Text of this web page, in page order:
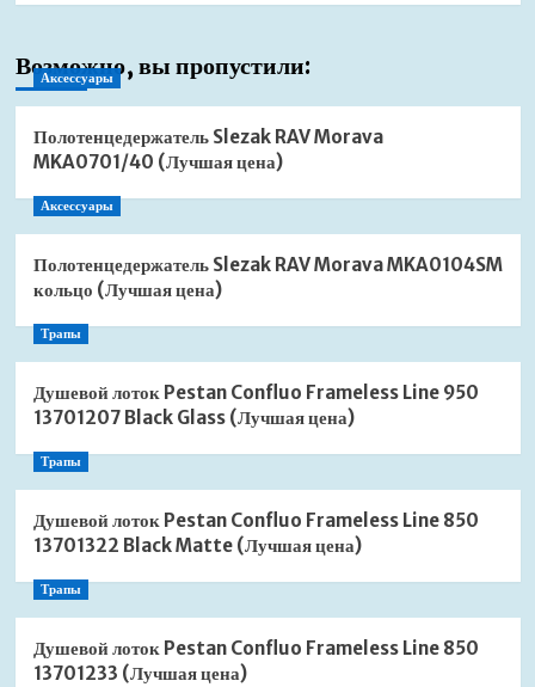
Возможно, вы пропустили:
Аксессуары
Полотенцедержатель Slezak RAV Morava
MKA0701/40 (Лучшая цена)
Аксессуары
Полотенцедержатель Slezak RAV Morava MKA0104SM
кольцо (Лучшая цена)
Трапы
Душевой лоток Pestan Confluo Frameless Line 950
13701207 Black Glass (Лучшая цена)
Трапы
Душевой лоток Pestan Confluo Frameless Line 850
13701322 Black Matte (Лучшая цена)
Трапы
Душевой лоток Pestan Confluo Frameless Line 850
13701233 (Лучшая цена)